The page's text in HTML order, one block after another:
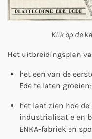
Klik op de
Het uitbreidingsplan
het een van de
Ede te laten groeien;
het laat zien hoe
industrialisatie en
ENKA-fabriek en